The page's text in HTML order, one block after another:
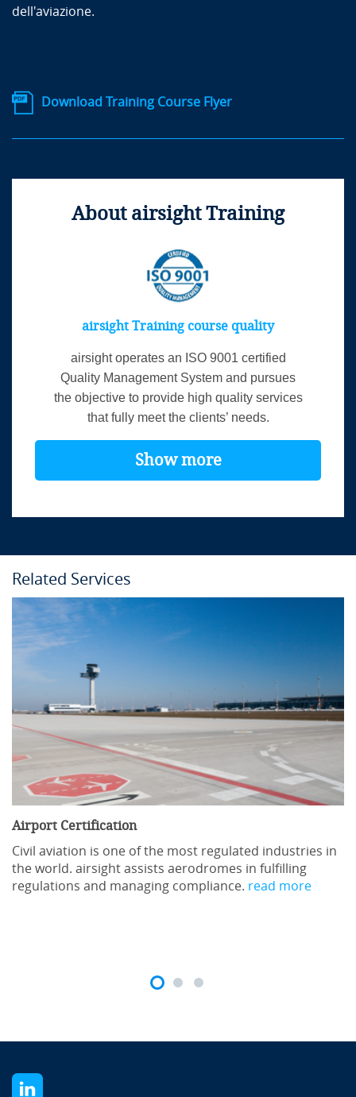
dell'aviazione.
Download Training Course Flyer
About airsight Training
airsight Training course quality
airsight operates an ISO 9001 certified
Quality Management System and pursues
the objective to provide high quality services
that fully meet the clients’ needs.
Show more
Related Services
Airport Certification
Civil aviation is one of the most regulated industries in
the world. airsight assists aerodromes in fulfilling
regulations and managing compliance. read more